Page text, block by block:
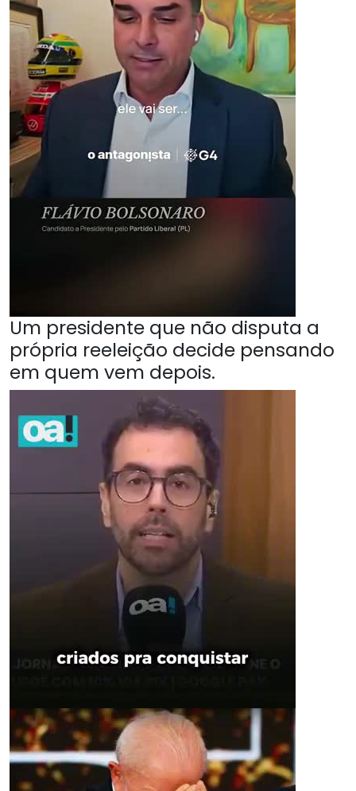
Um presidente que não disputa a
própria reeleição decide pensando
em quem vem depois.